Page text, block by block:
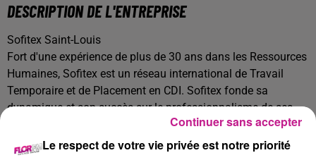
DESCRIPTION DE L'ENTREPRISE
Sofitex Saint-Louis
Fort d'une expérience de plus de 30 ans dans les Ressources
Humaines, Sofitex est un réseau international de Travail
Temporaire et de Placement en CDI. Sofitex fonde sa
dynamique et son succès sur le professionnalisme de ses
équipes, sa forte réactivité et sa proximité.
DESCRIPTION DE L'OFFRE
Le respect de votre vie privée est notre priorité
Continuer sans accepter